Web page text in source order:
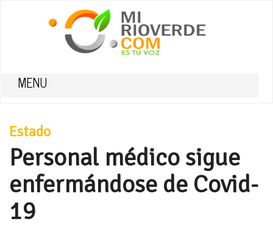
MENU
Estado
Personal médico sigue
enfermándose de Covid-
19